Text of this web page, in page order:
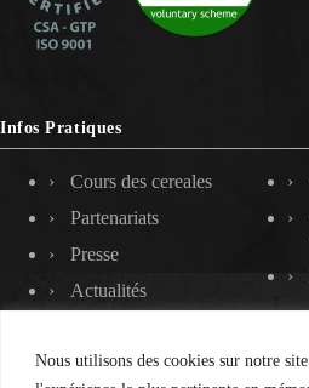
Nous utilisons des cookies sur notre
Infos Pratiques
Cours des cereales
Partenariats
Presse
Actualités